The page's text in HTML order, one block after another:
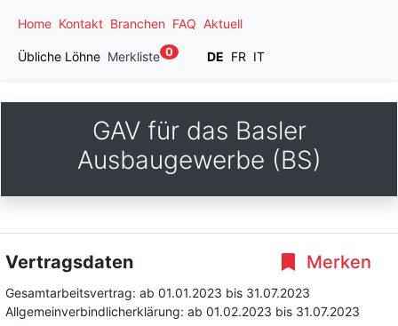
Home Kontakt Branchen FAQ Aktuell
Übliche Löhne Merkliste 0 DE FR IT
GAV für das Basler
Ausbaugewerbe (BS)
Merken
Vertragsdaten
Gesamtarbeitsvertrag: ab 01.01.2023 bis 31.07.2023
Allgemeinverbindlicherklärung: ab 01.02.2023 bis 31.07.2023